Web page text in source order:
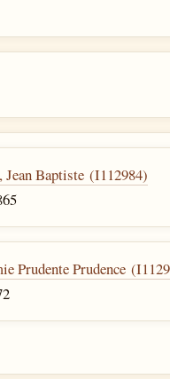
Baptiste (I112984)
Prudente Prudence